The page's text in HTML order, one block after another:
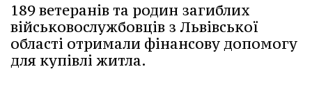
189 ветеранів та родин загиблих
військовослужбовців з Львівської
області отримали фінансову допомогу
для купівлі житла.